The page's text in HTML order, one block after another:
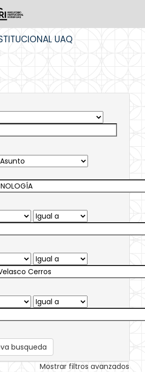
UAQ
busqueda
Mostrar filtros avanzados